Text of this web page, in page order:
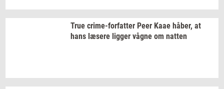
True crime-​forfatter Peer Kaae håber, at
hans læ­se­re lig­ger vågne om nat­ten